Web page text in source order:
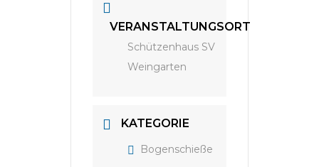
VERANSTALTUNGSORT
Schützenhaus SV
Weingarten
KATEGORIE
Bogenschieße